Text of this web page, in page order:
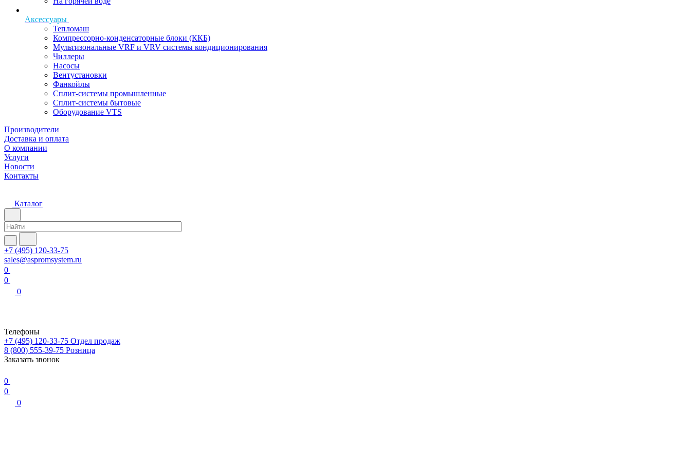
Аксессуары
Тепломаш
Компрессорно-конденсаторные блоки (ККБ)
Мультизональные VRF и VRV системы кондиционирования
Чиллеры
Насосы
Вентустановки
Фанкойлы
Сплит-системы промышленные
Сплит-системы бытовые
Оборудование VTS
Производители
Доставка и оплата
О компании
Услуги
Новости
Контакты
Каталог
+7 (495) 120-33-75
sales@aspromsystem.ru
0
0
0
Телефоны
+7 (495) 120-33-75 Отдел продаж
8 (800) 555-39-75 Розница
Заказать звонок
0
0
0